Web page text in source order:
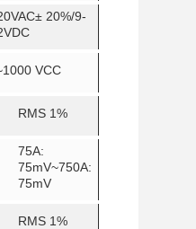
20%/9-
VCC
RMS 1%
75A:
75mV~750A:
75mV
RMS 1%